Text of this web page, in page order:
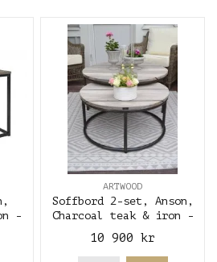
-
ARTWOOD
Soffbord 2-set, Anson,
Charcoal teak & iron -
Artwood
10 900 kr